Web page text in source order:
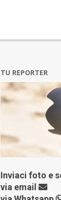
TU REPORTER
Inviaci foto e
via email